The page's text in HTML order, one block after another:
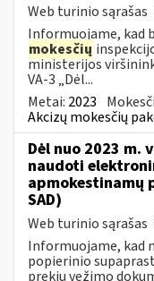
Web turinio sąrašas
Informuojame, kad
mokesčių
ministerijos
VA-3 „Dėl...
Metai: 2023
Akcizų mokesčių
Dėl nuo 2023 m.
naudoti
apmokestinamų
SAD)
Web turinio sąrašas
Informuojame, kad
popierinio
prekių vežimo